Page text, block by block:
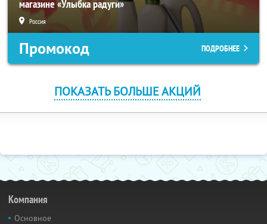
магазине «Улыбка радуги»
Россия
Промокод ПОДРОБНЕЕ
ПОКАЗАТЬ БОЛЬШЕ АКЦИЙ
Компания
Основное